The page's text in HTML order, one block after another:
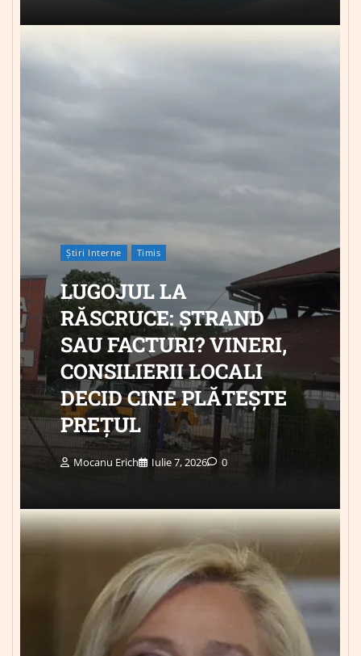
Știri Interne Timis
LUGOJUL LA
RĂSCRUCE: ȘTRAND
SAU FACTURI? VINERI,
CONSILIERII LOCALI
DECID CINE PLĂTEȘTE
PREȚUL
Mocanu Erich Iulie 7, 2026 0